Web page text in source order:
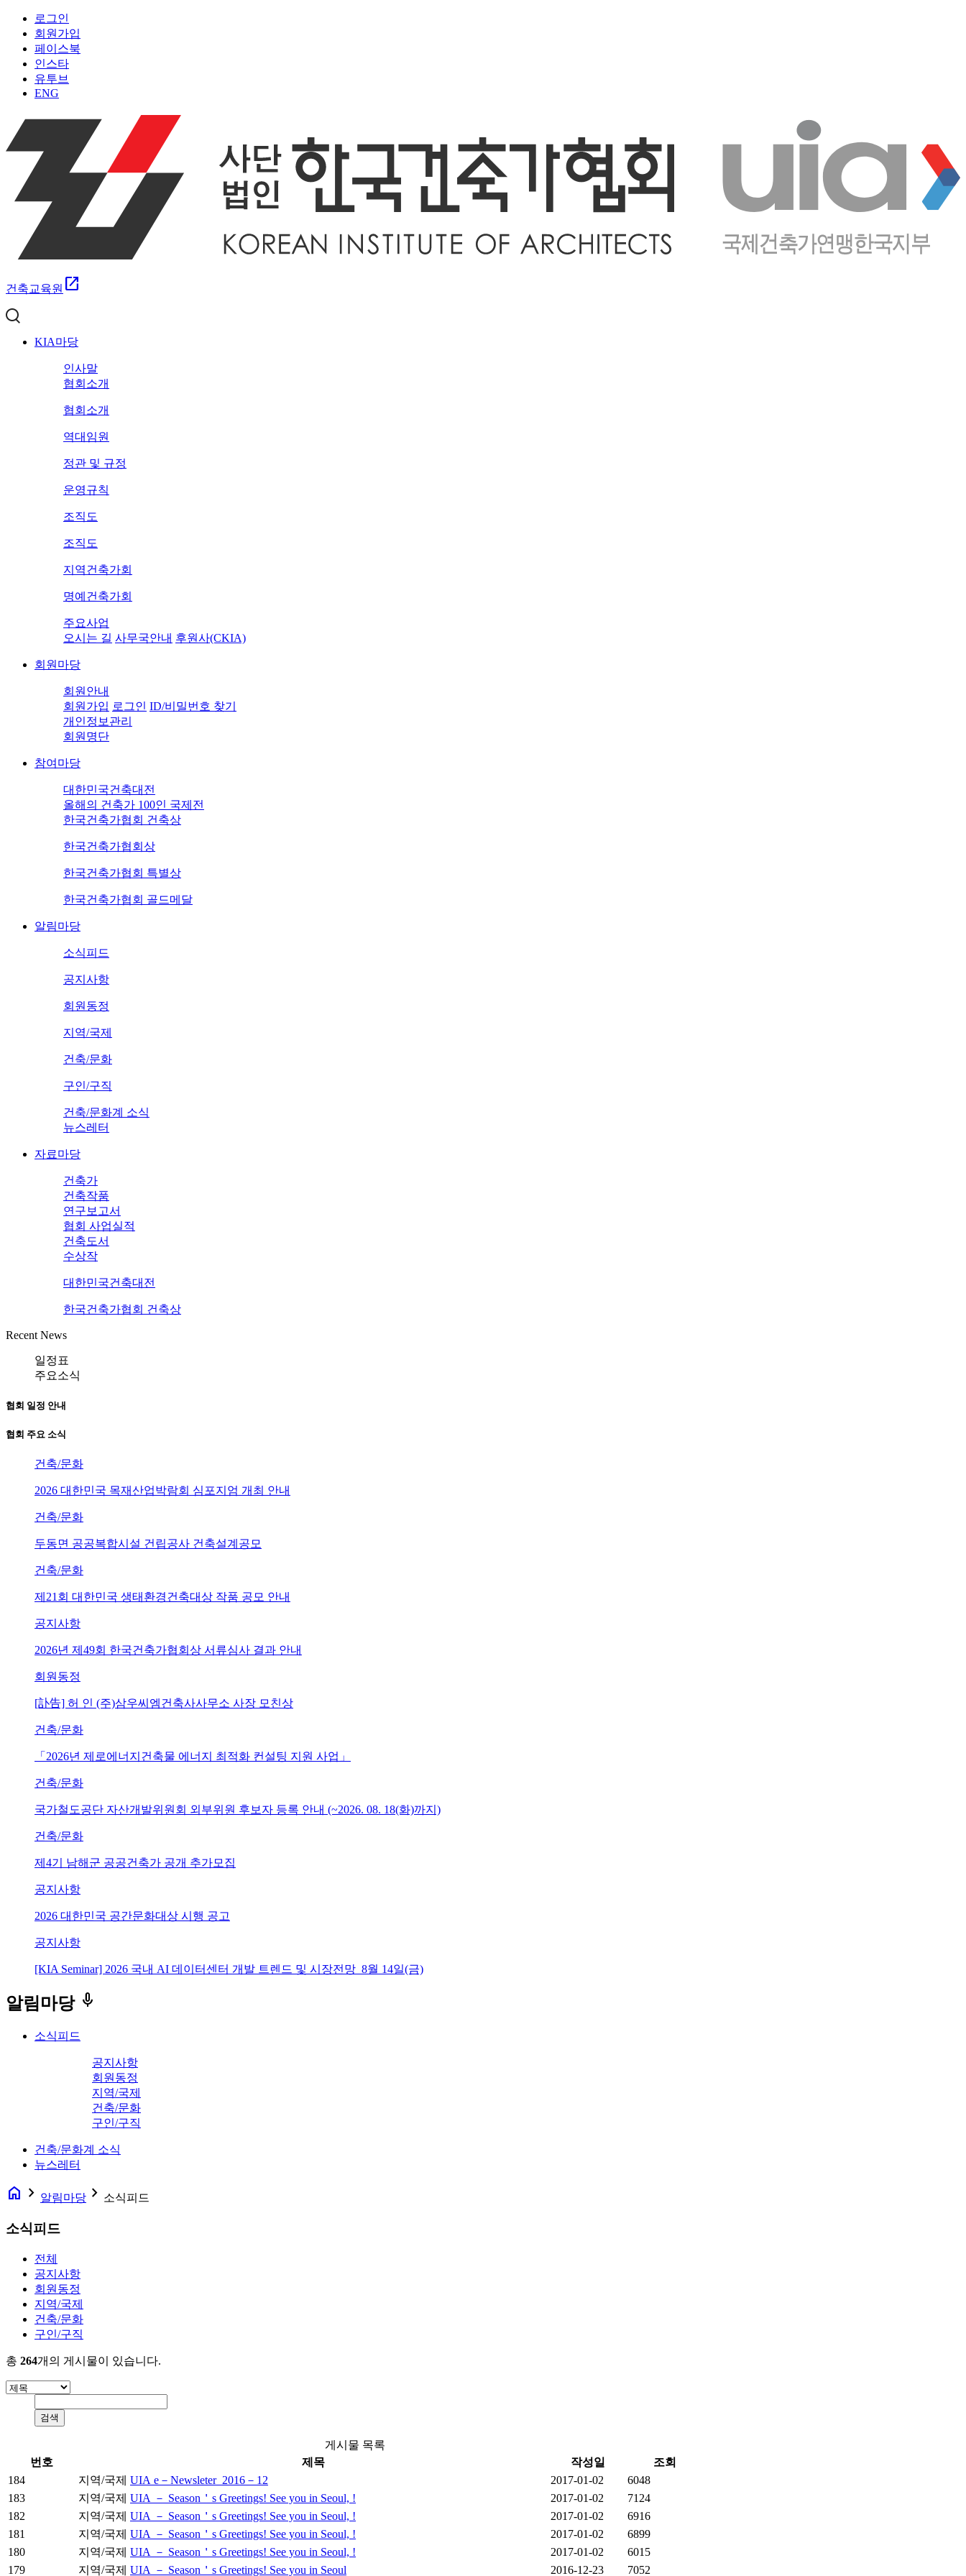
로그인
회원가입
페이스북
인스타
유투브
ENG
건축교육원 open_in_new
KIA마당
인사말
협회소개
협회소개
역대임원
정관 및 규정
운영규칙
조직도
조직도
지역건축가회
명예건축가회
주요사업
오시는 길 사무국안내 후원사(CKIA)
회원마당
회원안내
회원가입 로그인 ID/비밀번호 찾기
개인정보관리
회원명단
참여마당
대한민국건축대전
올해의 건축가 100인 국제전
한국건축가협회 건축상
한국건축가협회상
한국건축가협회 특별상
한국건축가협회 골드메달
알림마당
소식피드
공지사항
회원동정
지역/국제
건축/문화
구인/구직
건축/문화계 소식
뉴스레터
자료마당
건축가
건축작품
연구보고서
협회 사업실적
건축도서
수상작
대한민국건축대전
한국건축가협회 건축상
Recent News
일정표
주요소식
협회 일정 안내
협회 주요 소식
건축/문화
2026 대한민국 목재산업박람회 심포지엄 개최 안내
건축/문화
두동면 공공복합시설 건립공사 건축설계공모
건축/문화
제21회 대한민국 생태환경건축대상 작품 공모 안내
공지사항
2026년 제49회 한국건축가협회상 서류심사 결과 안내
회원동정
[訃告] 허 인 (주)삼우씨엠건축사사무소 사장 모친상
건축/문화
「2026년 제로에너지건축물 에너지 최적화 컨설팅 지원 사업」
건축/문화
국가철도공단 자산개발위원회 외부위원 후보자 등록 안내 (~2026. 08. 18(화)까지)
건축/문화
제4기 남해군 공공건축가 공개 추가모집
공지사항
2026 대한민국 공간문화대상 시행 공고
공지사항
[KIA Seminar] 2026 국내 AI 데이터센터 개발 트렌드 및 시장전망_8월 14일(금)
알림마당 keyboard_voice
소식피드
공지사항
회원동정
지역/국제
건축/문화
구인/구직
건축/문화계 소식
뉴스레터
home navigate_next 알림마당 navigate_next 소식피드
소식피드
전체
공지사항
회원동정
지역/국제
건축/문화
구인/구직
총 264개의 게시물이 있습니다.
게시물 목록
번호
제목 작성일
조회
184
지역/국제 UIA e－Newsleter_2016－12 2017-01-02
6048
183
지역/국제 UIA － Season＇s Greetings! See you in Seoul, ! 2017-01-02
7124
182
지역/국제 UIA － Season＇s Greetings! See you in Seoul, ! 2017-01-02
6916
181
지역/국제 UIA － Season＇s Greetings! See you in Seoul, ! 2017-01-02
6899
180
지역/국제 UIA － Season＇s Greetings! See you in Seoul, ! 2017-01-02
6015
179
지역/국제 UIA － Season＇s Greetings! See you in Seoul 2016-12-23 7052